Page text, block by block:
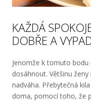
KAŽDÁ
DOBŘE A
Jenomže k tomuto
dosáhnout. Většinu
nadváha. Přebytečná
doma, pomocí toho, že